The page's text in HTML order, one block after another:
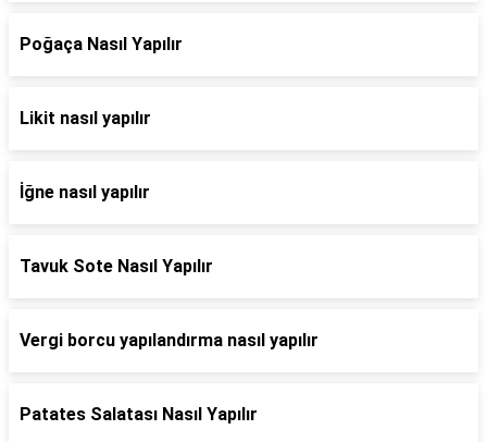
Poğaça Nasıl Yapılır
Likit nasıl yapılır
İğne nasıl yapılır
Tavuk Sote Nasıl Yapılır
Vergi borcu yapılandırma nasıl yapılır
Patates Salatası Nasıl Yapılır